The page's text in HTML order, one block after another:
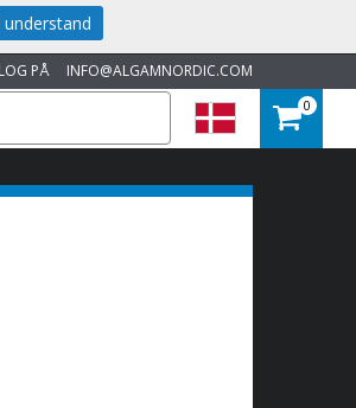
INFO@ALGAMNORDIC.COM
LOG PÅ
0
understand